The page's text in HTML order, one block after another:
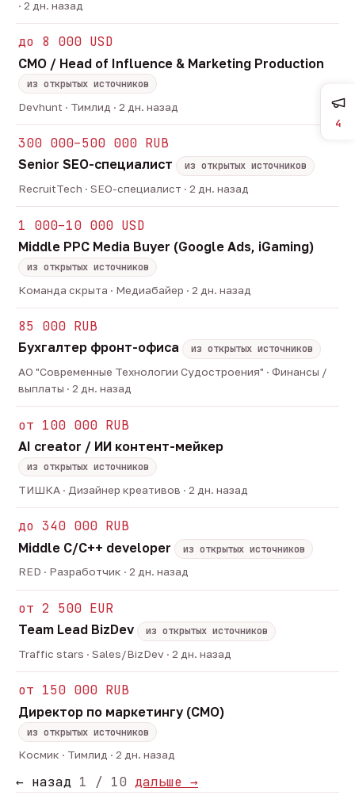
· 2 дн. назад
до 8 000 USD
CMO / Head of Influence & Marketing Production
из открытых источников
Devhunt · Тимлид · 2 дн. назад
300 000–500 000 RUB
Senior SEO-специалист
из открытых источников
RecruitTech · SEO-специалист · 2 дн. назад
1 000–10 000 USD
Middle PPC Media Buyer (Google Ads, iGaming)
из открытых источников
Команда скрыта · Медиабайер · 2 дн. назад
85 000 RUB
Бухгалтер фронт-офиса
из открытых источников
АО "Современные Технологии Судостроения" · Финансы /
выплаты · 2 дн. назад
от 100 000 RUB
AI creator / ИИ контент-мейкер
из открытых источников
ТИШКА · Дизайнер креативов · 2 дн. назад
до 340 000 RUB
Middle C/C++ developer
из открытых источников
RED · Разработчик · 2 дн. назад
от 2 500 EUR
Team Lead BizDev
из открытых источников
Traffic stars · Sales/BizDev · 2 дн. назад
от 150 000 RUB
Директор по маркетингу (CMO)
из открытых источников
Космик · Тимлид · 2 дн. назад
← назад 1 / 10 дальше →
4